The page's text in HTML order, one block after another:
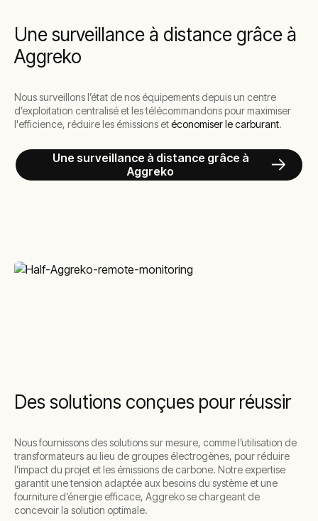
Une surveillance à distance grâce à
Aggreko
Nous surveillons l’état de nos équipements depuis un centre
d’exploitation centralisé et les télécommandons pour maximiser
l'efficience, réduire les émissions etéconomiser le carburant.
Une surveillance à distance grâce à
Aggreko
Des solutions conçues pour réussir
Nous fournissons des solutions sur mesure, comme l’utilisation de
transformateurs au lieu de groupes électrogènes, pour réduire
l’impact du projet et les émissions de carbone. Notre expertise
garantit une tension adaptée aux besoins du système et une
fourniture d’énergie efficace, Aggreko se chargeant de
concevoir la solution optimale.